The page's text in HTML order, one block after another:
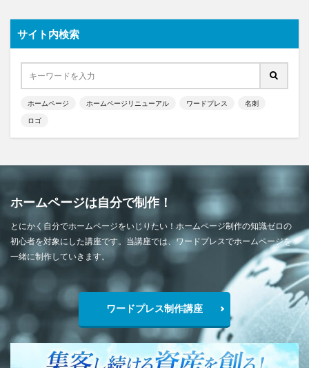
サイト内検索
ホームページ ホームページリニューアル ワードプレス 名刺
ロゴ
ホームページは自分で制作！
とにかく自分でホームページをいじりたい！ホームページ制作の知識ゼロの
初心者を対象にした講座です。当講座では、ワードプレスでホームページを
一緒に制作していきます。
ワードプレス制作講座